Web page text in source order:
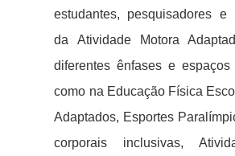
estudantes, pesquisadores e
da Atividade Motora
diferentes ênfases e espaços
como na Educação Física
Adaptados, Esportes
corporais inclusivas,